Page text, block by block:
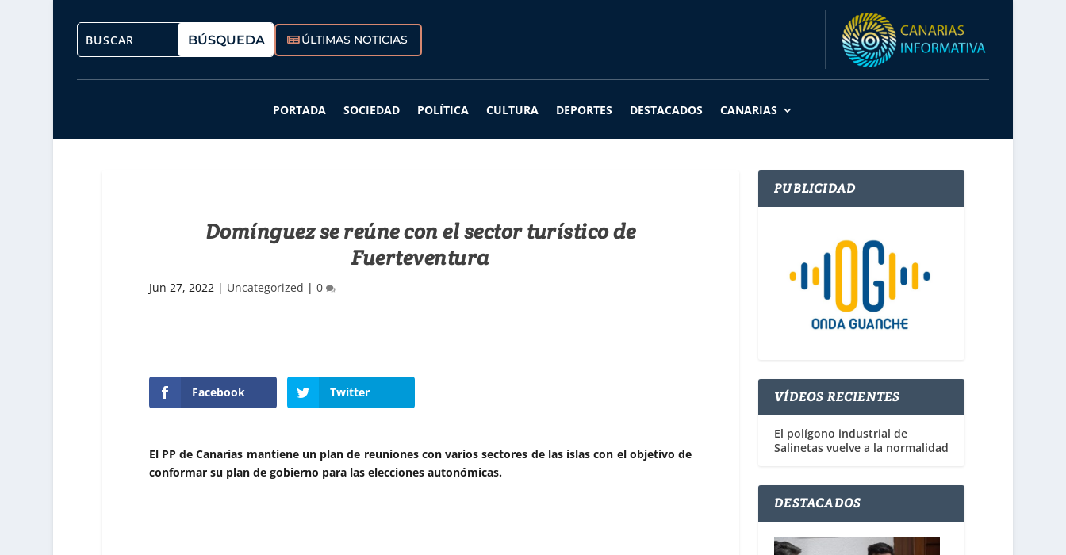
ÚLTIMAS NOTICIAS
PORTADA SOCIEDAD POLÍTICA CULTURA DEPORTES DESTACADOS CANARIAS
Domínguez se reúne con el sector turístico de
Fuerteventura
Jun 27, 2022| Uncategorized | 0
Facebook Twitter
El PP de Canarias mantiene un plan de reuniones con varios sectores de las islas con el objetivo de
conformar su plan de gobierno para las elecciones autonómicas.
PUBLICIDAD
VÍDEOS RECIENTES
El polígono industrial de
Salinetas vuelve a la normalidad
DESTACADOS